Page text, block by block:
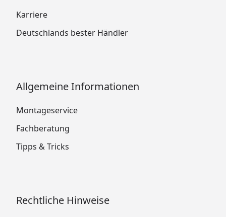
Karriere
Deutschlands bester Händler
Allgemeine Informationen
Montageservice
Fachberatung
Tipps & Tricks
Rechtliche Hinweise